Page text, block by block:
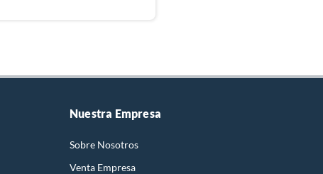
Nuestra Empresa
Sobre Nosotros
Venta Empresa